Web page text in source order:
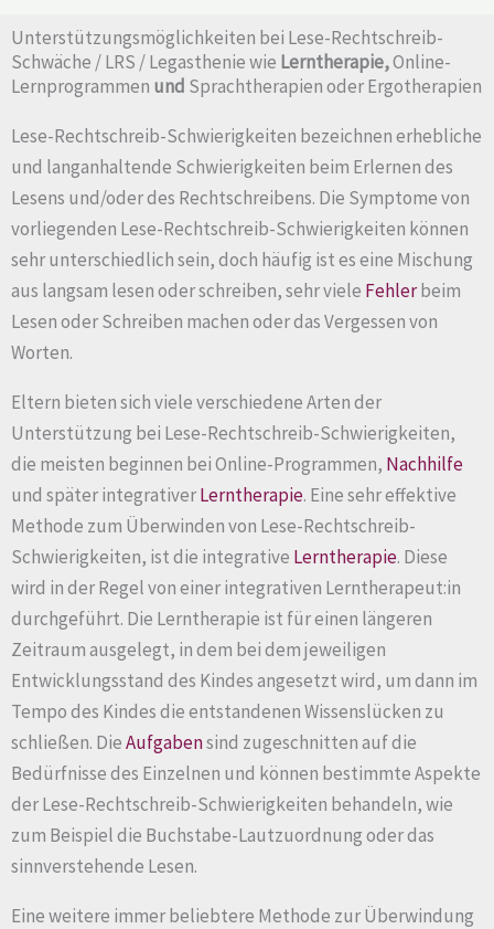
Unterstützungsmöglichkeiten bei Lese-Rechtschreib-
Schwäche / LRS / Legasthenie wie Lerntherapie,Online-
Lernprogrammen und Sprachtherapien oder Ergotherapien
Lese-Rechtschreib-Schwierigkeiten bezeichnen erhebliche
und langanhaltende Schwierigkeiten beim Erlernen des
Lesens und/oder des Rechtschreibens. Die Symptome von
vorliegenden Lese-Rechtschreib-Schwierigkeiten können
sehr unterschiedlich sein, doch häufig ist es eine Mischung
aus langsam lesen oder schreiben, sehr viele Fehlerbeim
Lesen oder Schreiben machen oder das Vergessen von
Worten.
Eltern bieten sich viele verschiedene Arten der
Unterstützung bei Lese-Rechtschreib-Schwierigkeiten,
die meisten beginnen bei Online-Programmen, Nachhilfe
und später integrativerLerntherapie. Eine sehr effektive
Methode zum Überwinden von Lese-Rechtschreib-
Schwierigkeiten, ist die integrative Lerntherapie. Diese
wird in der Regel von einer integrativen Lerntherapeut:in
durchgeführt. Die Lerntherapie ist für einen längeren
Zeitraum ausgelegt, in dem bei dem jeweiligen
Entwicklungsstand des Kindes angesetzt wird, um dann im
Tempo des Kindes die entstandenen Wissenslücken zu
schließen. DieAufgabensind zugeschnitten auf die
Bedürfnisse des Einzelnen und können bestimmte Aspekte
der Lese-Rechtschreib-Schwierigkeiten behandeln, wie
zum Beispiel die Buchstabe-Lautzuordnung oder das
sinnverstehende Lesen.
Eine weitere immer beliebtere Methode zur Überwindung